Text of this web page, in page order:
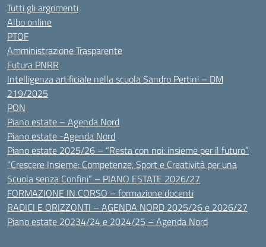
Tutti gli argomenti
Albo online
PTOF
Amministrazione Trasparente
Futura PNRR
Intelligenza artificiale nella scuola Sandro Pertini – DM
219/2025
PON
Piano estate – Agenda Nord
Piano estate -Agenda Nord
Piano estate 2025/26 – “Resta con noi: insieme per il futuro”
“Crescere Insieme: Competenze, Sport e Creatività per una
Scuola senza Confini” – PIANO ESTATE 2026/27
FORMAZIONE IN CORSO – formazione docenti
RADICI E ORIZZONTI – AGENDA NORD 2025/26 e 2026/27
Piano estate 20234/24 e 2024/25 – Agenda Nord